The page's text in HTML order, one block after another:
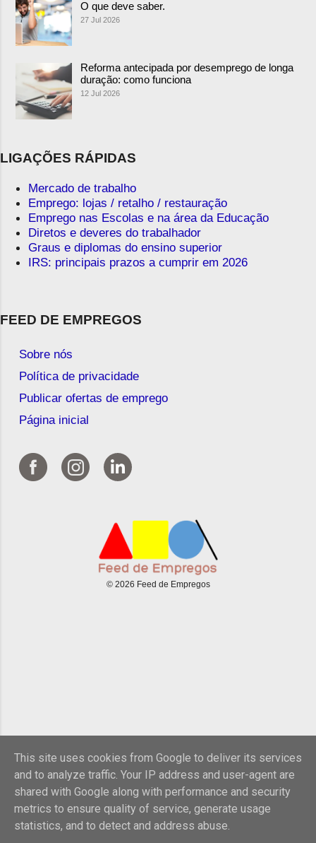
O que deve saber.
27 Jul 2026
Reforma antecipada por desemprego de longa
duração: como funciona
12 Jul 2026
LIGAÇÕES RÁPIDAS
Mercado de trabalho
Emprego: lojas / retalho / restauração
Emprego nas Escolas e na área da Educação
Diretos e deveres do trabalhador
Graus e diplomas do ensino superior
IRS: principais prazos a cumprir em 2026
FEED DE EMPREGOS
Sobre nós
Política de privacidade
Publicar ofertas de emprego
Página inicial
© 2026 Feed de Empregos
This site uses cookies from Google to deliver its services
and to analyze traffic. Your IP address and user-agent are
shared with Google along with performance and security
metrics to ensure quality of service, generate usage
statistics, and to detect and address abuse.